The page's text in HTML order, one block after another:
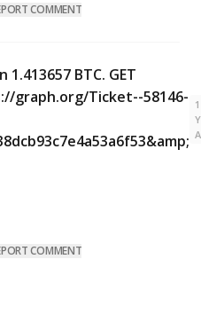
COMMENT
BTC. GET
graph.org/Ticket--58146- 1
COMMENT